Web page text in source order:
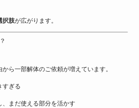
択肢が広がります。
ら一部解体のご依頼が増えています。
すぎる
まだ使える部分を活かす